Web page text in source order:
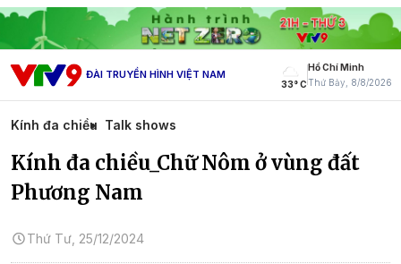
ĐÀI TRUYỀN HÌNH VIỆT NAM
33° C
Hồ Chí Minh
Thứ Bảy, 8/8/2026
Kính đa chiều Talk shows
Kính đa chiều_Chữ Nôm ở vùng đất
Phương Nam
Thứ Tư, 25/12/2024